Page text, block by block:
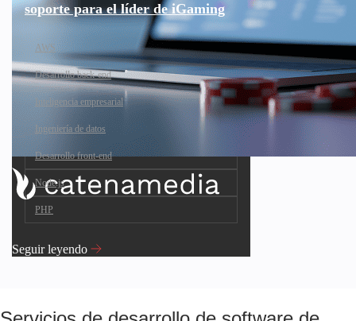
soporte para el líder de iGaming
AWS
Desarrollo back-end
Inteligencia empresarial
Ingeniería de datos
Desarrollo front-end
Node.js
PHP
Seguir leyendo